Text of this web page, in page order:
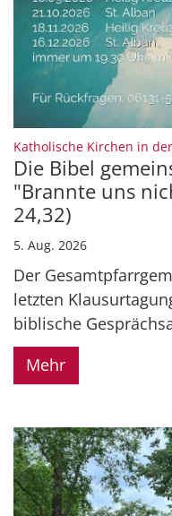
Katholische Kirchen in
Die Bibel
"Brannte uns
24,32)
5. Aug. 2026
Der
letzten
biblische
Mehr